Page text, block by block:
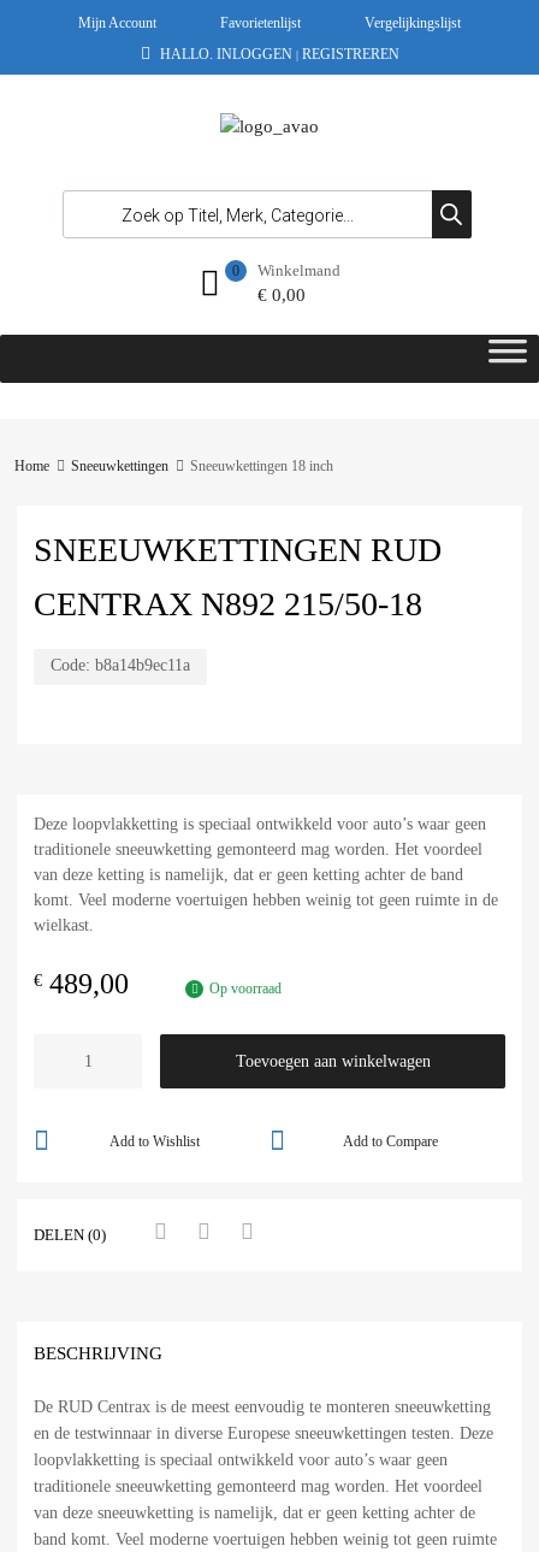
Mijn Account Favorietenlijst
Vergelijkingslijst
HALLO. INLOGGEN | REGISTREREN
Winkelmand
€0,00
0
Home Sneeuwkettingen Sneeuwkettingen 18 inch
SNEEUWKETTINGEN RUD
CENTRAX N892 215/50-18
Code: b8a14b9ec11a
Deze loopvlakketting is speciaal ontwikkeld voor auto’s waar geen
traditionele sneeuwketting gemonteerd mag worden. Het voordeel
van deze ketting is namelijk, dat er geen ketting achter de band
komt. Veel moderne voertuigen hebben weinig tot geen ruimte in de
wielkast.
€ 489,00 Op voorraad
Toevoegen aan winkelwagen
Add to Compare
Add to Wishlist
DELEN (0)
BESCHRIJVING
De RUD Centrax is de meest eenvoudig te monteren sneeuwketting
en de testwinnaar in diverse Europese sneeuwkettingen testen. Deze
loopvlakketting is speciaal ontwikkeld voor auto’s waar geen
traditionele sneeuwketting gemonteerd mag worden. Het voordeel
van deze sneeuwketting is namelijk, dat er geen ketting achter de
band komt. Veel moderne voertuigen hebben weinig tot geen ruimte